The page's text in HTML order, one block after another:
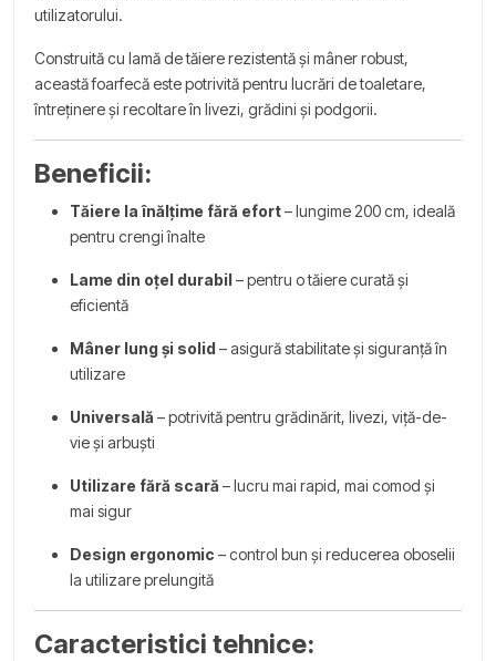
utilizatorului.
Construită cu lamă de tăiere rezistentă și mâner robust,
această foarfecă este potrivită pentru lucrări de toaletare,
întreținere și recoltare în livezi, grădini și podgorii.
Beneficii:
Tăiere la înălțime fără efort– lungime 200 cm, ideală
pentru crengi înalte
Lame din oțel durabil– pentru o tăiere curată și
eficientă
Mâner lung și solid– asigură stabilitate și siguranță în
utilizare
Universală – potrivită pentru grădinărit, livezi, viță-de-
vie și arbuști
Utilizare fără scară – lucru mai rapid, mai comod și
mai sigur
Design ergonomic – control bun și reducerea oboselii
la utilizare prelungită
Caracteristici tehnice: